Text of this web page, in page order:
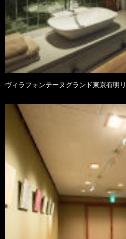
ヴィラフォンテーヌグランド東京有明